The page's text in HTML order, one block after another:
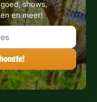
shows,
en meer!